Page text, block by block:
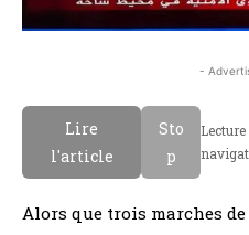
-
Lire
l'article
Sto
p
Alors que trois marches